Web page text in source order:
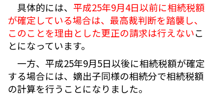
具体的には、 平成25年9月4日以前に相続税額
が確定している場合は、最高裁判断を踏襲し、
このことを理由とした更正の請求は行えないこ
とになっています。
一方、平成25年9月5日以後に相続税額が確定
する場合には、嫡出子同様の相続分で相続税額
の計算を行うことになりました。